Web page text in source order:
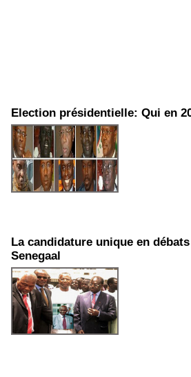
Election présidentielle: Qui en
La candidature unique en
Senegaal